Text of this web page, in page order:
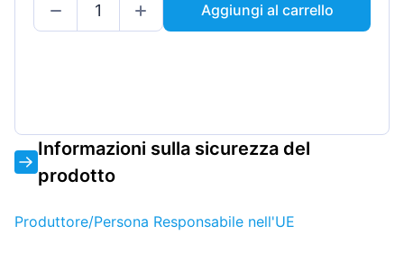
Aggiungi al carrello
Informazioni sulla sicurezza del
prodotto
Produttore/Persona Responsabile nell'UE